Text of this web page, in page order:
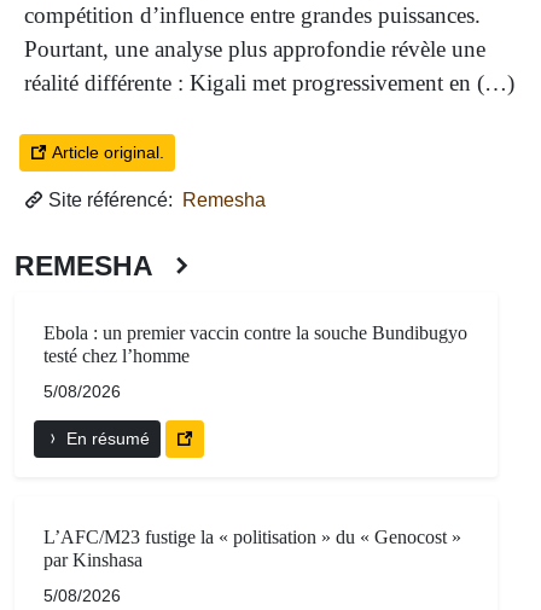
compétition d’influence entre grandes puissances.
Pourtant, une analyse plus approfondie révèle une
réalité différente : Kigali met progressivement en (…)
Article original.
Site référencé: Remesha
REMESHA
Ebola : un premier vaccin contre la souche Bundibugyo
testé chez l’homme
5/08/2026
En résumé
L’AFC/M23 fustige la « politisation » du « Genocost »
par Kinshasa
5/08/2026